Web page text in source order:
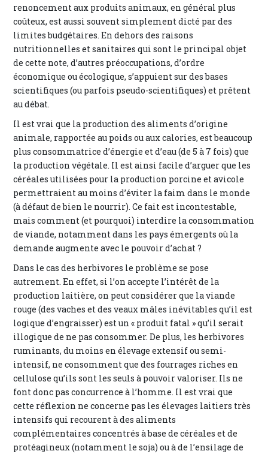
renoncement aux produits animaux, en général plus
coûteux, est aussi souvent simplement dicté par des
limites budgétaires. En dehors des raisons
nutritionnelles et sanitaires qui sont le principal objet
de cette note, d’autres préoccupations, d’ordre
économique ou écologique, s’appuient sur des bases
scientifiques (ou parfois pseudo-scientifiques) et prêtent
au débat.
Il est vrai que la production des aliments d’origine
animale, rapportée au poids ou aux calories, est beaucoup
plus consommatrice d’énergie et d’eau (de 5 à 7 fois) que
la production végétale. Il est ainsi facile d’arguer que les
céréales utilisées pour la production porcine et avicole
permettraient au moins d’éviter la faim dans le monde
(à défaut de bien le nourrir). Ce fait est incontestable,
mais comment (et pourquoi) interdire la consommation
de viande, notamment dans les pays émergents où la
demande augmente avec le pouvoir d’achat ?
Dans le cas des herbivores le problème se pose
autrement. En effet, si l’on accepte l’intérêt de la
production laitière, on peut considérer que la viande
rouge (des vaches et des veaux mâles inévitables qu’il est
logique d’engraisser) est un « produit fatal » qu’il serait
illogique de ne pas consommer. De plus, les herbivores
ruminants, du moins en élevage extensif ou semi-
intensif, ne consomment que des fourrages riches en
cellulose qu’ils sont les seuls à pouvoir valoriser. Ils ne
font donc pas concurrence à l’homme. Il est vrai que
cette réflexion ne concerne pas les élevages laitiers très
intensifs qui recourent à des aliments
complémentaires concentrés à base de céréales et de
protéagineux (notamment le soja) ou à de l’ensilage de